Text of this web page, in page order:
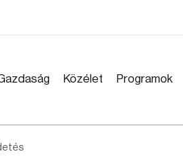
Közélet Programok